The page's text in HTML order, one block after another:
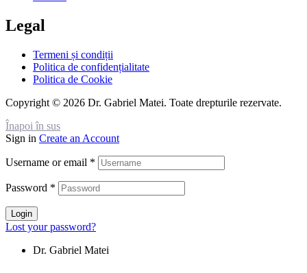
Legal
Termeni și condiții
Politica de confidențialitate
Politica de Cookie
Copyright © 2026 Dr. Gabriel Matei. Toate drepturile rezervate.
Înapoi în sus
Sign in Create an Account
Username or email *
Password *
Login
Lost your password?